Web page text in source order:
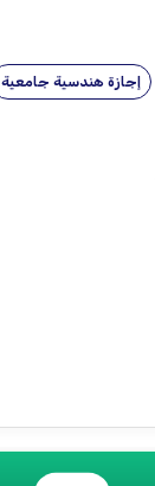
إجازة هندسية جامعية